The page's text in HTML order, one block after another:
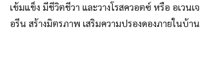
เข้มแข็ง มีชีวิตชีวา และวางโรสควอตซ์ หรือ อเวนเจ
อรีน สร้างมิตรภาพ เสริมความปรองดองภายในบ้าน